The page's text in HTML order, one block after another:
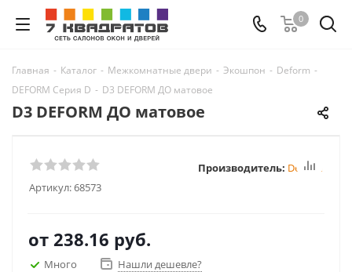
0
Главная - Каталог - Межкомнатные двери - Экошпон - Deform -
DEFORM Серия D - D3 DEFORM ДО матовое
D3 DEFORM ДО матовое
Артикул:68573
Производитель: Deform
от 238.16 руб.
Много
Нашли дешевле?